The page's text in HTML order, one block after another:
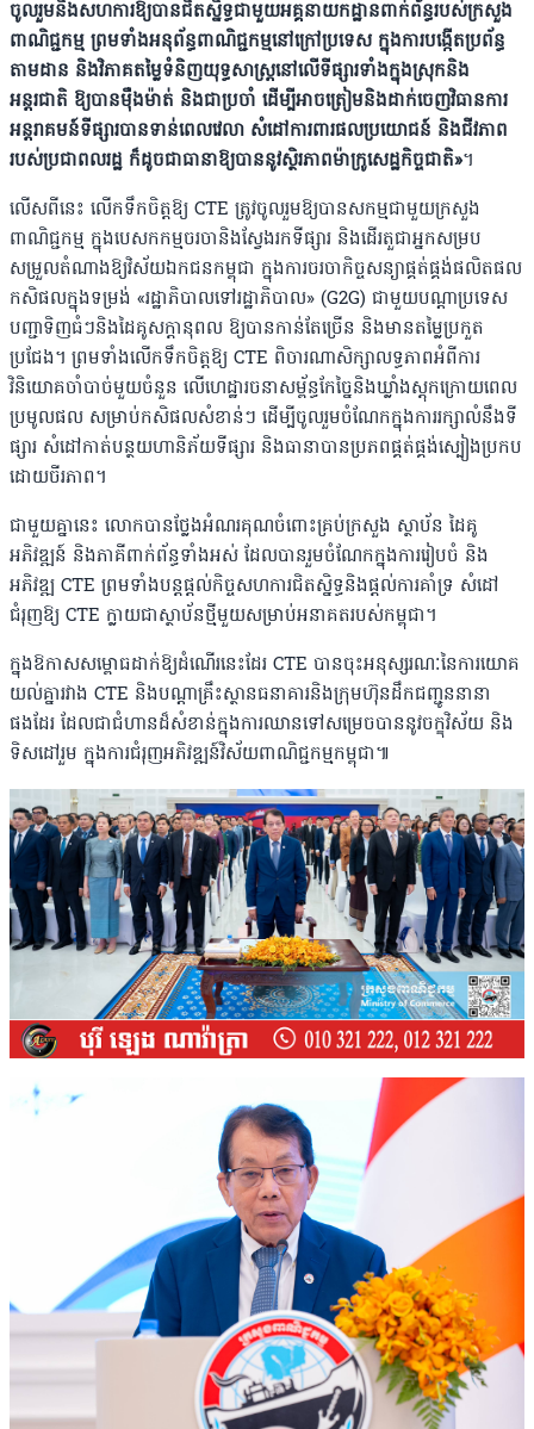
ចូលរួមនិងសហការឱ្យបានជិតស្និទ្ធជាមួយអគ្គនាយកដ្ឋានពាក់ព័ន្ធរបស់ក្រសួង
ពាណិជ្ជកម្ម ព្រមទាំងអនុព័ន្ធពាណិជ្ជកម្មនៅក្រៅប្រទេស ក្នុងការបង្កើតប្រព័ន្ធ
តាមដាន និងវិភាគតម្លៃទំនិញយុទ្ធសាស្ត្រនៅលើទីផ្សារទាំងក្នុងស្រុកនិង
អន្តរជាតិ ឱ្យបានម៉ឺងម៉ាត់ និងជាប្រចាំ ដើម្បីអាចត្រៀមនិងដាក់ចេញវិធានការ
អន្តរាគមន៍ទីផ្សារបានទាន់ពេលវេលា សំដៅការពារផលប្រយោជន៍ និងជីវភាព
របស់ប្រជាពលរដ្ឋ ក៏ដូចជាធានាឱ្យបាននូវស្ថិរភាពម៉ាក្រូសេដ្ឋកិច្ចជាតិ»។
លើសពីនេះ លើកទឹកចិត្តឱ្យ CTE ត្រូវចូលរួមឱ្យបានសកម្មជាមួយក្រសួង
ពាណិជ្ជកម្ម ក្នុងបេសកកម្មចរចានិងស្វែងរកទីផ្សារ និងដើរតួជាអ្នកសម្រប
សម្រួលតំណាងឱ្យវិស័យឯកជនកម្ពុជា ក្នុងការចរចាកិច្ចសន្យាផ្គត់ផ្គង់ផលិតផល
កសិផលក្នុងទម្រង់ «រដ្ឋាភិបាលទៅរដ្ឋាភិបាល» (G2G) ជាមួយបណ្តាប្រទេស
បញ្ជាទិញធំៗនិងដៃគូសក្តានុពល ឱ្យបានកាន់តែច្រើន និងមានតម្លៃប្រកួត
ប្រជែង។ ព្រមទាំងលើកទឹកចិត្តឱ្យ CTE ពិចារណាសិក្សាលទ្ធភាពអំពីការ
វិនិយោគចាំបាច់មួយចំនួន លើហេដ្ឋារចនាសម្ព័ន្ធកែច្នៃនិងឃ្លាំងស្តុកក្រោយពេល
ប្រមូលផល សម្រាប់កសិផលសំខាន់ៗ ដើម្បីចូលរួមចំណែកក្នុងការរក្សាលំនឹងទី
ផ្សារ សំដៅកាត់បន្ថយហានិភ័យទីផ្សារ និងធានាបានប្រភពផ្គត់ផ្គង់ស្បៀងប្រកប
ដោយចីរភាព។
ជាមួយគ្នានេះ លោកបានថ្លែងអំណរគុណចំពោះគ្រប់ក្រសួង ស្ថាប័ន ដៃគូ
អភិវឌ្ឍន៍ និងភាគីពាក់ព័ន្ធទាំងអស់ ដែលបានរួមចំណែកក្នុងការរៀបចំ និង
អភិវឌ្ឍ CTE ព្រមទាំងបន្តផ្តល់កិច្ចសហការជិតស្និទ្ធនិងផ្តល់ការគាំទ្រ សំដៅ
ជំរុញឱ្យ CTE ក្លាយជាស្ថាប័នថ្មីមួយសម្រាប់អនាគតរបស់កម្ពុជា។
ក្នុងឱកាសសម្ពោធដាក់ឱ្យដំណើរនេះដែរ CTE បានចុះអនុស្សរណៈនៃការយោគ
យល់គ្នារវាង CTE និងបណ្តាគ្រឹះស្ថានធនាគារនិងក្រុមហ៊ុនដឹកជញ្ជូននានា
ផងដែរ ដែលជាជំហានដ៏សំខាន់ក្នុងការឈានទៅសម្រេចបាននូវចក្ខុវិស័យ និង
ទិសដៅរួម ក្នុងការជំរុញអភិវឌ្ឍន៍វិស័យពាណិជ្ជកម្មកម្ពុជា៕